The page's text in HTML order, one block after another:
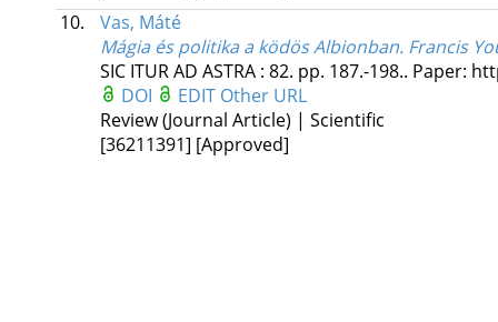
10.
Vas, Máté
Mágia és politika a ködös Albionban. Francis
SIC ITUR AD ASTRA : 82. pp. 187.-198.. Paper:
DOI
EDIT Other URL
Review (Journal Article) | Scientific
[36211391] [Approved]